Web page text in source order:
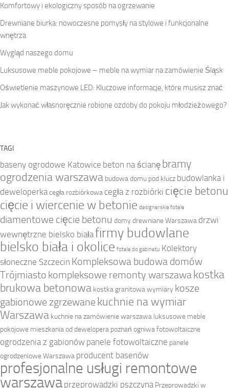
Komfortowy i ekologiczny sposób na ogrzewanie
Drewniane biurka: nowoczesne pomysły na stylowe i funkcjonalne
wnętrza
Wygląd naszego domu
Luksusowe meble pokojowe – meble na wymiar na zamówienie Śląsk
Oświetlenie maszynowe LED: Kluczowe informacje, które musisz znać
Jak wykonać własnoręcznie robione ozdoby do pokoju młodzieżowego?
TAGI
baseny ogrodowe Katowice beton na ścianę bramy
ogrodzenia warszawa budowa domu pod klucz budowlanka i
deweloperkacegła rozbiórkowa cegła z rozbiórki cięcie betonu
cięcie i wiercenie w betonie designerskie fotele
diamentowe cięcie betonu domy drewniane Warszawa drzwi
wewnętrzne bielsko białafirmy budowlane
bielsko biała i okolice fotele do gabinetu Kolektory
słoneczne Szczecin Kompleksowa budowa domów
Trójmiasto kompleksowe remonty warszawa kostka
brukowa betonowa kostka granitowa wymiary kosze
gabionowe zgrzewane kuchnie na wymiar
Warszawa kuchnie na zamówienie warszawa luksusowe meble
pokojowe mieszkania od dewelopera poznań ogniwa fotowoltaiczne
ogrodzenia z gabionów panele fotowoltaiczne panele
ogrodzeniowe Warszawa producent basenów
profesjonalne usługi remontowe
warszawa przeprowadzki pszczyna Przeprowadzki w